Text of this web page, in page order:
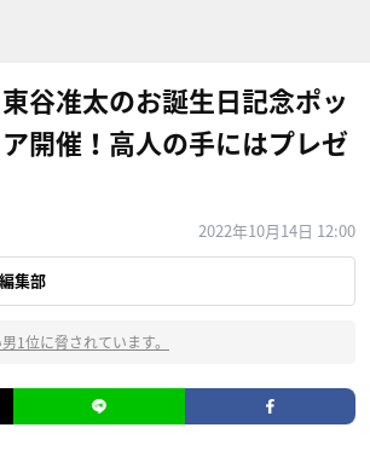
東谷准太のお誕生日記念ポッ
開催！高人の手にはプレゼ
2022年10月14日 12:00
集部
1位に脅されています。